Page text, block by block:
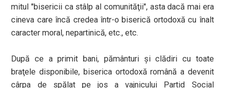
mitul "bisericii ca stâlp al comunităţii", asta dacă mai era
cineva care încă credea într-o biserică ortodoxă cu înalt
caracter moral, nepartinică, etc., etc.
După ce a primit bani, pământuri şi clădiri cu toate
braţele disponibile, biserica ortodoxă română a devenit
cârpa de spălat pe jos a vajnicului Partid Social